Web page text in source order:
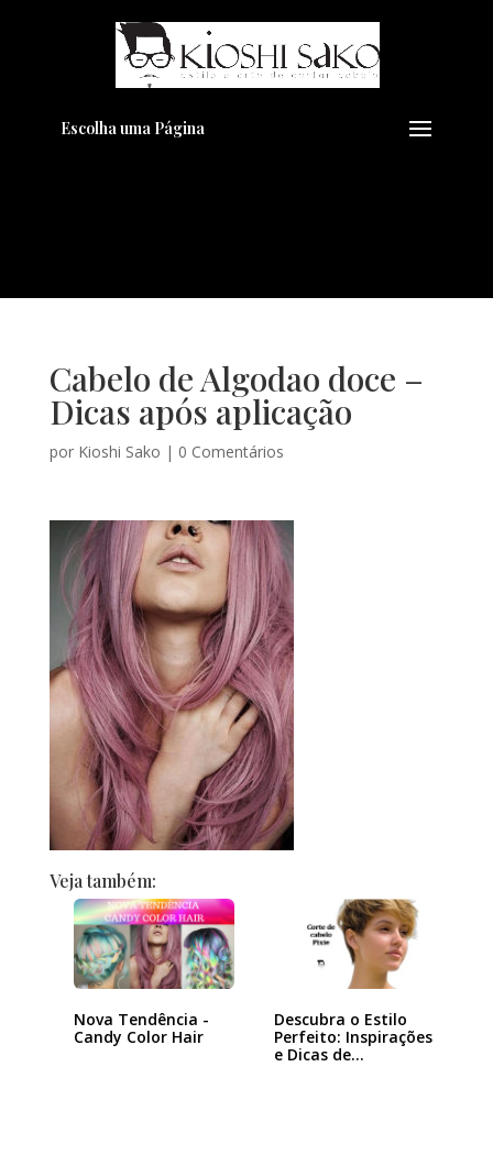
Escolha uma Página
Cabelo de Algodao doce –
Dicas após aplicação
por Kioshi Sako | 0 Comentários
Veja também:
Nova Tendência -
Candy Color Hair
Descubra o Estilo
Perfeito: Inspirações
e Dicas de…
Pensando em transformar seu
Visual??